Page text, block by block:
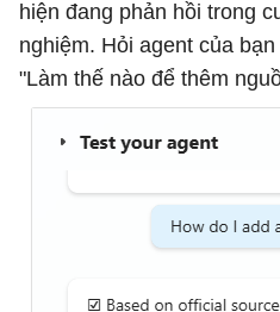
hiện đang phản hồi trong
nghiệm. Hỏi agent của
"Làm thế nào để thêm